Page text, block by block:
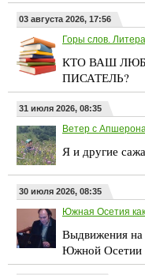
03 августа 2026, 17:56
Горы слов.
КТО ВАШ
ПИСАТЕЛЬ?
31 июля 2026, 08:35
Ветер с
Я и другие
30 июля 2026, 08:35
Южная Осетия
Выдвижения
Южной Осетии